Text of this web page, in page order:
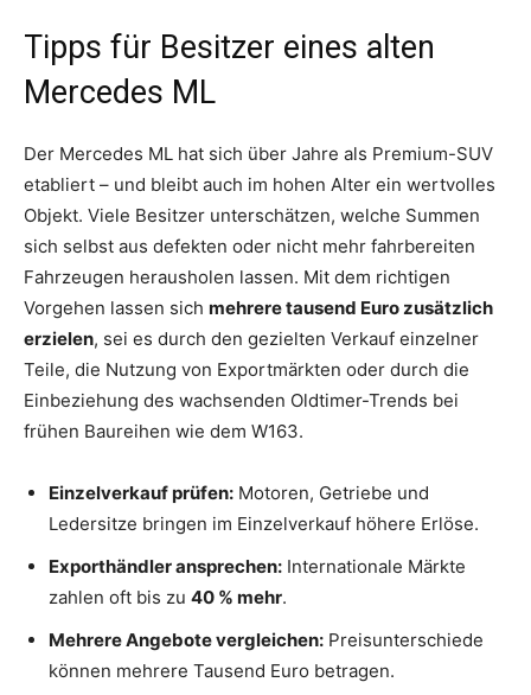
Tipps für Besitzer eines alten
Mercedes ML
Der Mercedes ML hat sich über Jahre als Premium-SUV
etabliert – und bleibt auch im hohen Alter ein wertvolles
Objekt. Viele Besitzer unterschätzen, welche Summen
sich selbst aus defekten oder nicht mehr fahrbereiten
Fahrzeugen herausholen lassen. Mit dem richtigen
Vorgehen lassen sich mehrere tausend Euro zusätzlich
erzielen, sei es durch den gezielten Verkauf einzelner
Teile, die Nutzung von Exportmärkten oder durch die
Einbeziehung des wachsenden Oldtimer-Trends bei
frühen Baureihen wie dem W163.
Einzelverkauf prüfen: Motoren, Getriebe und
Ledersitze bringen im Einzelverkauf höhere Erlöse.
Exporthändler ansprechen: Internationale Märkte
zahlen oft bis zu 40 % mehr.
Mehrere Angebote vergleichen: Preisunterschiede
können mehrere Tausend Euro betragen.